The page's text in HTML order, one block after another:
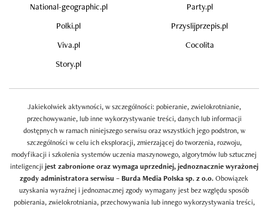
National-geographic.pl
Party.pl
Polki.pl
Przyslijprzepis.pl
Viva.pl
Cocolita
Story.pl
Jakiekolwiek aktywności, w szczególności: pobieranie, zwielokrotnianie,
przechowywanie, lub inne wykorzystywanie treści, danych lub informacji
dostępnych w ramach niniejszego serwisu oraz wszystkich jego podstron, w
szczególności w celu ich eksploracji, zmierzającej do tworzenia, rozwoju,
modyfikacji i szkolenia systemów uczenia maszynowego, algorytmów lub sztucznej
inteligencji jest zabronione oraz wymaga uprzedniej, jednoznacznie wyrażonej
zgody administratora serwisu – Burda Media Polska sp. z o.o.Obowiązek
uzyskania wyraźnej i jednoznacznej zgody wymagany jest bez względu sposób
pobierania, zwielokrotniania, przechowywania lub innego wykorzystywania treści,